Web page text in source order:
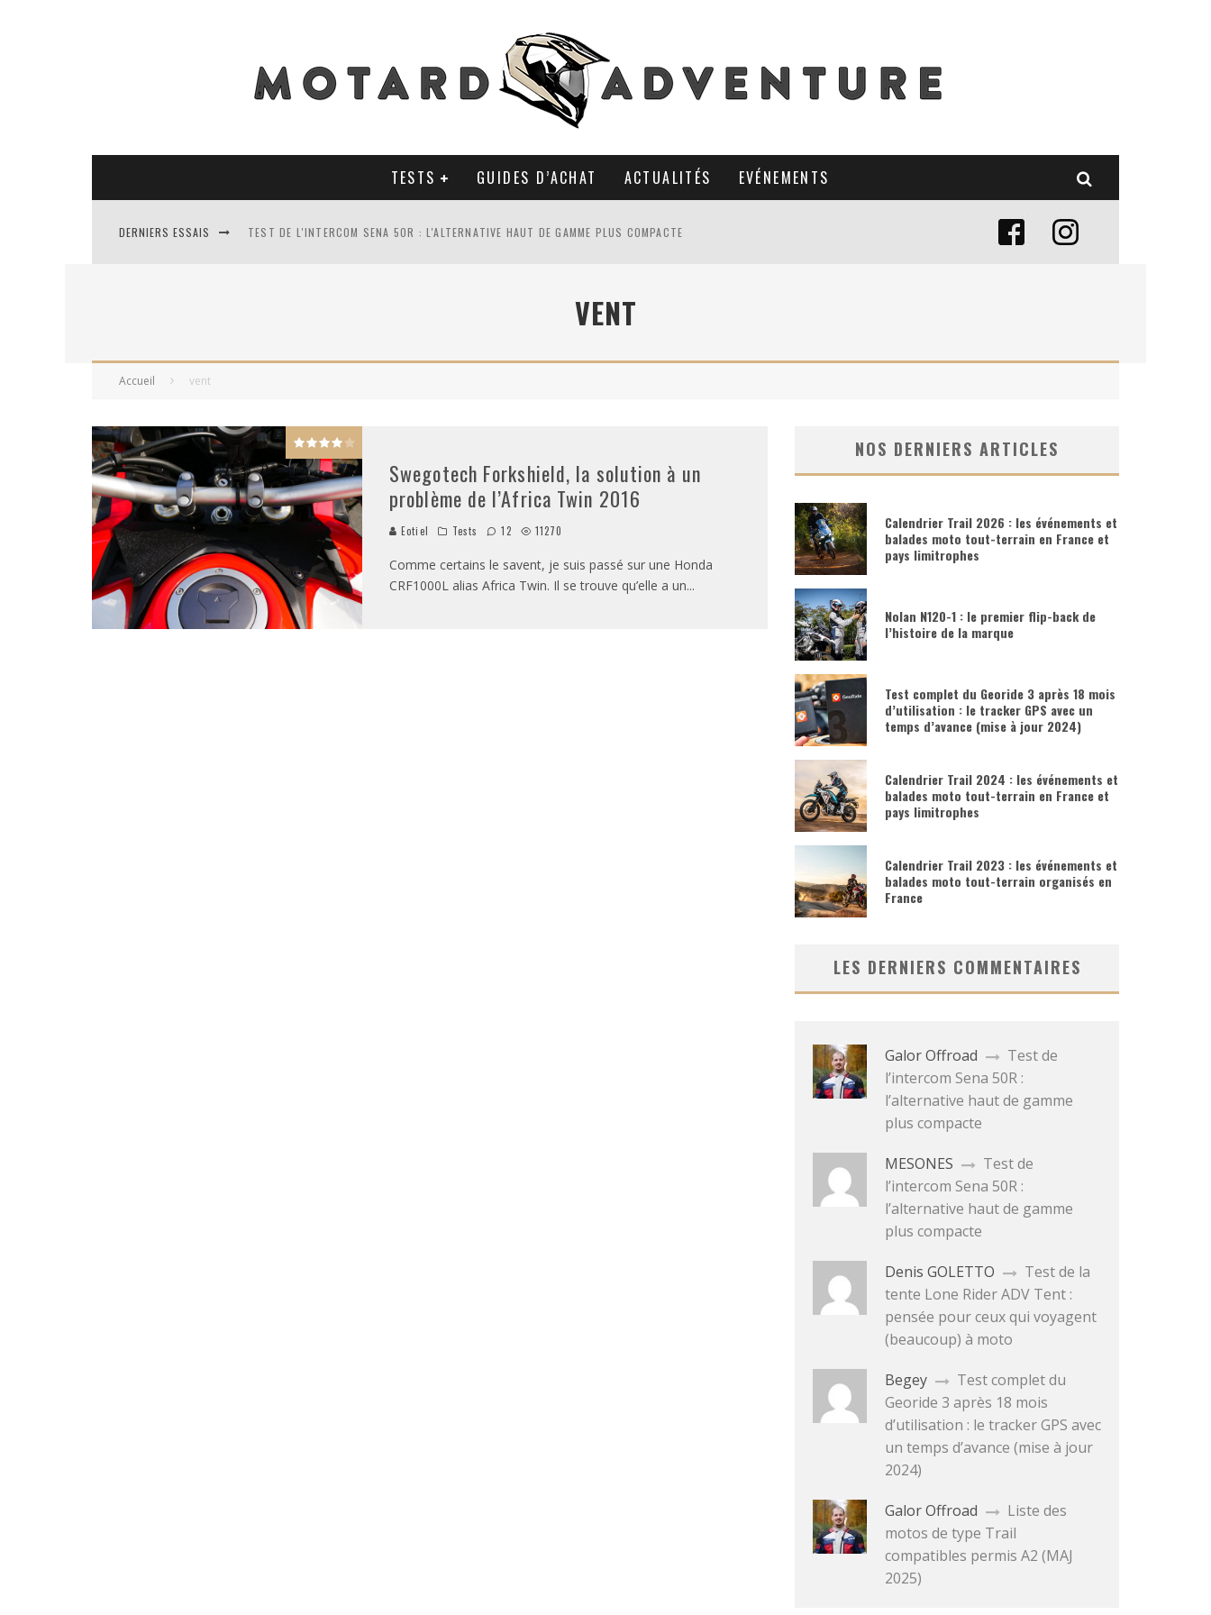
TESTS GUIDES D’ACHAT ACTUALITÉS EVÉNEMENTS
DERNIERS ESSAIS TEST DE L'INTERCOM SENA 50R : L'ALTERNATIVE HAUT DE GAMME PLUS COMPACTE
TEST DES RACER MAVIS 2 : LA POLYVALENCE DE GANTS MI-CUIR MI-SAISON
VENT
Accueil vent
Swegotech Forkshield, la solution à un
problème de l’Africa Twin 2016
Eotiel Tests 12 11270
Comme certains le savent, je suis passé sur une Honda
CRF1000L alias Africa Twin. Il se trouve qu’elle a un...
NOS DERNIERS ARTICLES
Calendrier Trail 2026 : les événements et
balades moto tout-terrain en France et
pays limitrophes
Nolan N120-1 : le premier flip-back de
l’histoire de la marque
Test complet du Georide 3 après 18 mois
d’utilisation : le tracker GPS avec un
temps d’avance (mise à jour 2024)
Calendrier Trail 2024 : les événements et
balades moto tout-terrain en France et
pays limitrophes
Calendrier Trail 2023 : les événements et
balades moto tout-terrain organisés en
France
LES DERNIERS COMMENTAIRES
Galor Offroad
Test de
l’intercom Sena 50R :
l’alternative haut de gamme
plus compacte
MESONES
Test de
l’intercom Sena 50R :
l’alternative haut de gamme
plus compacte
Denis GOLETTO
Test de la
tente Lone Rider ADV Tent :
pensée pour ceux qui voyagent
(beaucoup) à moto
Begey
Test complet du
Georide 3 après 18 mois
d’utilisation : le tracker GPS avec
un temps d’avance (mise à jour
2024)
Galor Offroad
Liste des
motos de type Trail
compatibles permis A2 (MAJ
2025)